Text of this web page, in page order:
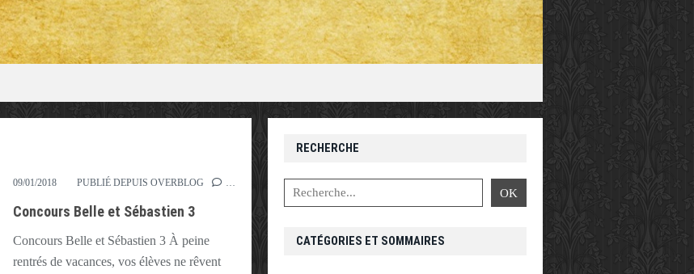
PHOTO,PLACES PROJECTION,SÉBASTIEN
09/01/2018 PUBLIÉ DEPUIS OVERBLOG
Concours Belle et Sébastien 3
Concours Belle et Sébastien 3 À peine
rentrés de vacances, vos élèves ne rêvent
RECHERCHE
CATÉGORIES ET SOMMAIRES